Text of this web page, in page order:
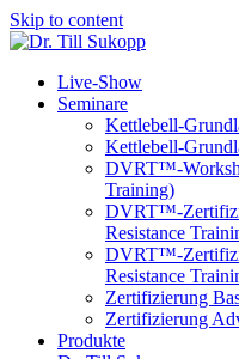
Skip to content
Live-Show
Seminare
Kettlebell-
Kettlebell-
DVRT™-
Training)
DVRT™-
Resistance
DVRT™-
Resistance
Zertifizierung
Zertifizierung
Produkte